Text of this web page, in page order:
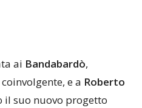
ai Bandabardò,
e a Roberto
il suo nuovo progetto